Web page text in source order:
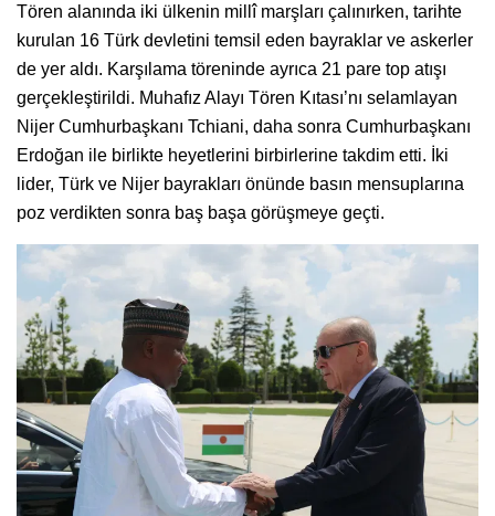
Tören alanında iki ülkenin millî marşları çalınırken, tarihte
kurulan 16 Türk devletini temsil eden bayraklar ve askerler
de yer aldı. Karşılama töreninde ayrıca 21 pare top atışı
gerçekleştirildi. Muhafız Alayı Tören Kıtası’nı selamlayan
Nijer Cumhurbaşkanı Tchiani, daha sonra Cumhurbaşkanı
Erdoğan ile birlikte heyetlerini birbirlerine takdim etti. İki
lider, Türk ve Nijer bayrakları önünde basın mensuplarına
poz verdikten sonra baş başa görüşmeye geçti.